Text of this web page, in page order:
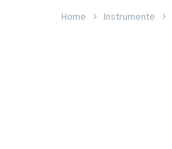
Home Instrumente